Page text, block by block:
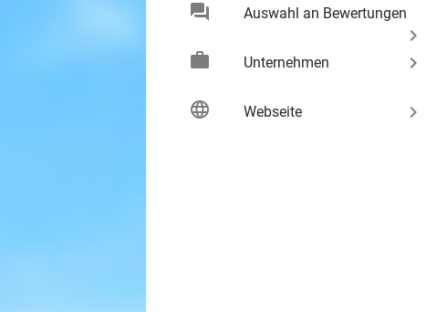
chat Auswahl an Bewertungen
keyboard_arrow_right
work
Unternehmen keyboard_arrow_right
language Webseite keyboard_arrow_right